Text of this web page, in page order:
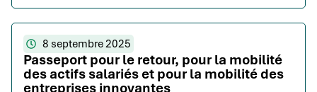
8 septembre 2025
Passeport pour le retour, pour la mobilité
des actifs salariés et pour la mobilité des
entreprises innovantes